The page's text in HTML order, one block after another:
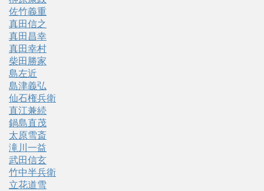
佐竹義重
真田信之
真田昌幸
真田幸村
柴田勝家
島左近
島津義弘
仙石権兵衛
直江兼続
鍋島直茂
太原雪斎
滝川一益
武田信玄
竹中半兵衛
立花道雪